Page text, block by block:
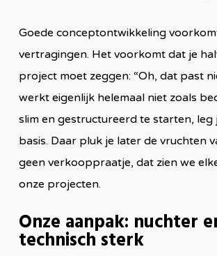
Goede conceptontwikkeling
vertragingen. Het voorkomt dat je
project moet zeggen: “Oh, dat past
werkt eigenlijk helemaal niet zoals
slim en gestructureerd te starten, leg
basis. Daar pluk je later de vruchten
geen verkooppraatje, dat zien we
onze projecten.
Onze aanpak: nuchter
technisch sterk